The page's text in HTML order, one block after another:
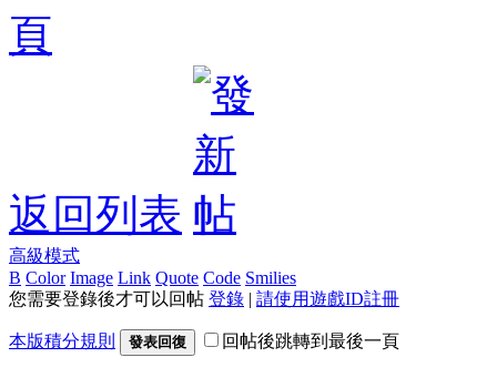
頁
返回列表
高級模式
B Color Image Link Quote Code Smilies
您需要登錄後才可以回帖 登錄 | 請使用遊戲ID註冊
本版積分規則 發表回復 回帖後跳轉到最後一頁